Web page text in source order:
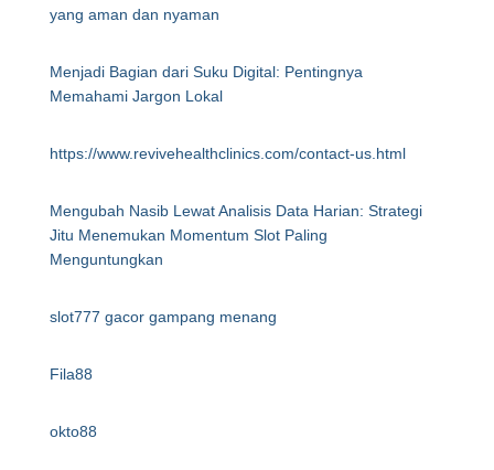
yang aman dan nyaman
Menjadi Bagian dari Suku Digital: Pentingnya
Memahami Jargon Lokal
https://www.revivehealthclinics.com/contact-us.html
Mengubah Nasib Lewat Analisis Data Harian: Strategi
Jitu Menemukan Momentum Slot Paling
Menguntungkan
slot777 gacor gampang menang
Fila88
okto88